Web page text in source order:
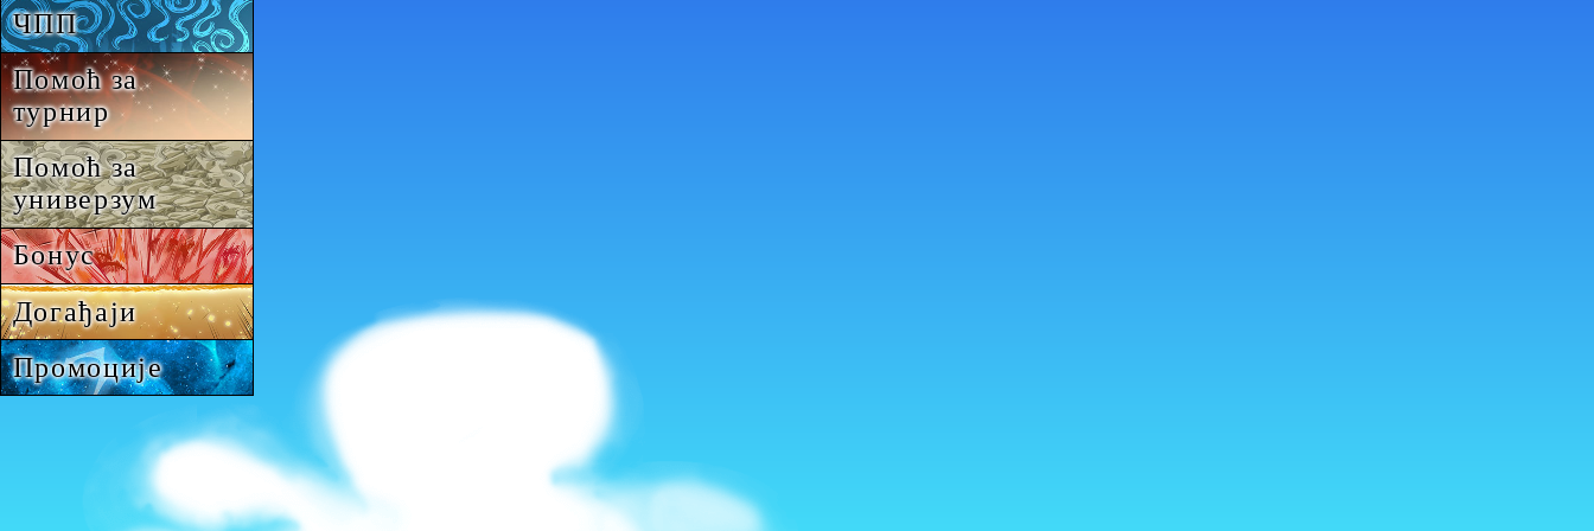
ЧПП
Помоћ за
турнир
Помоћ за
универзум
Бонус
Догађаји
Промоције